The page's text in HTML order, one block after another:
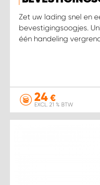
Zet uw lading snel en
bevestigingsoogjes.
één handeling
24 €
EXCL. 21 % BTW
WORK SYSTEM